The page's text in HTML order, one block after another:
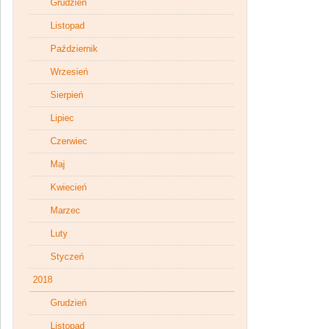
Grudzień
Listopad
Październik
Wrzesień
Sierpień
Lipiec
Czerwiec
Maj
Kwiecień
Marzec
Luty
Styczeń
2018
Grudzień
Listopad